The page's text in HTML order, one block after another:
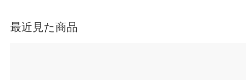
最近見た商品